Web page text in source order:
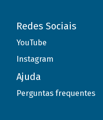
Redes Sociais
YouTube
Instagram
Ajuda
Perguntas frequentes